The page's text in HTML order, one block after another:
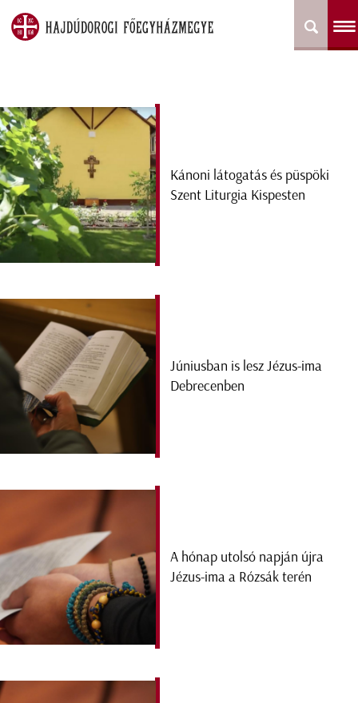
Kánoni látogatás és püspöki
Szent Liturgia Kispesten
Júniusban is lesz Jézus-ima
Debrecenben
A hónap utolsó napján újra
Jézus-ima a Rózsák terén